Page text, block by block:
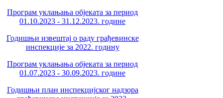
Програм уклањања објеката за период
01.10.2023 - 31.12.2023. године
Годишњи извештај о раду грађевинске
инспекције за 2022. годину
Програм уклањања објеката за период
01.07.2023 - 30.09.2023. године
Годишњи план инспекцијског надзора